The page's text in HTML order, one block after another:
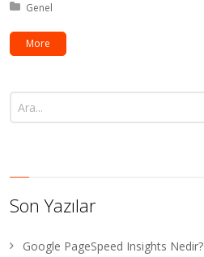
Kategori:
Genel
More
Son Yazılar
Google PageSpeed Insights Nedir?